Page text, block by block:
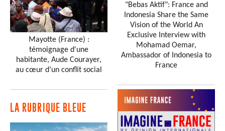
Mayotte (France) :
témoignage d'une
habitante, Aude Courayer,
au cœur d’un conflit social
LA RUBRIQUE BLEUE
"Bebas Aktif": France and
Indonesia Share the Same
Vision of the World An
Exclusive Interview with
Mohamad Oemar,
Ambassador of Indonesia to
France